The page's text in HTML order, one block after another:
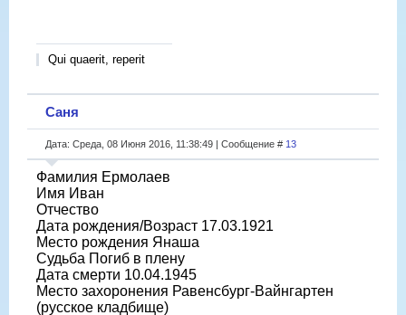
Qui quaerit, reperit
Саня
Дата: Среда, 08 Июня 2016, 11:38:49 | Сообщение # 13
Фамилия Ермолаев
Имя Иван
Отчество
Дата рождения/Возраст 17.03.1921
Место рождения Янаша
Судьба Погиб в плену
Дата смерти 10.04.1945
Место захоронения Равенсбург-Вайнгартен
(русское кладбище)